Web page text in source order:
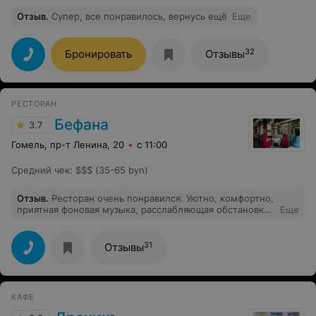
Отзыв. Супер, все понравилось, вернусь ещё Еще
Бронировать Отзывы32
РЕСТОРАН
3.7 Бефана
Гомель, пр-т Ленина, 20 с 11:00
Средний чек: $$$ (35-65 byn)
Отзыв. Ресторан очень понравился. Уютно, комфортно,
приятная фоновая музыка, расслабляющая обстановка.
(Для ребёнка аллергика приготовили все как я
попросила) Посоветовали с выбором. Получили
гастрономическое удовольствие. Это место куда
хочется вернуться снова.
Еще
Отзывы31
КАФЕ